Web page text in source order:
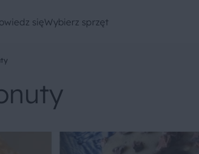
sięWybierz sprzęt